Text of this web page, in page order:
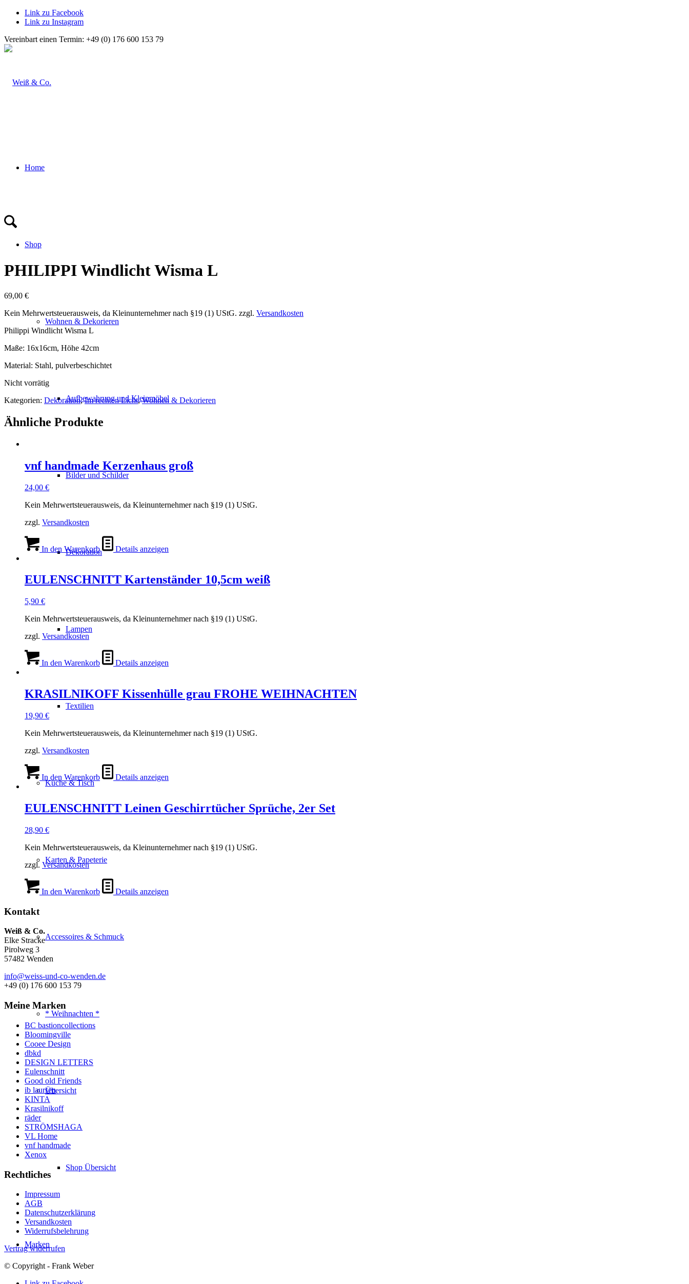
Link zu Facebook
Link zu Instagram
Vereinbart einen Termin: +49 (0) 176 600 153 79
Home
Shop
Wohnen & Dekorieren
Aufbewahrung und Kleinmöbel
Bilder und Schilder
Dekoration
Lampen
Textilien
Küche & Tisch
Karten & Papeterie
Accessoires & Schmuck
* Weihnachten *
Übersicht
Shop Übersicht
Marken
PHILIPPI Windlicht Wisma L
69,00 €
Kein Mehrwertsteuerausweis, da Kleinunternehmer nach §19 (1) UStG. zzgl. Versandkosten
Philippi Windlicht Wisma L
Maße: 16x16cm, Höhe 42cm
Material: Stahl, pulverbeschichtet
Nicht vorrätig
Kategorien: Dekoration,Im rechten Licht,Wohnen & Dekorieren
Ähnliche Produkte
vnf handmade Kerzenhaus groß
24,00 €
Kein Mehrwertsteuerausweis, da Kleinunternehmer nach §19 (1) UStG.
zzgl. Versandkosten
In den Warenkorb Details anzeigen
EULENSCHNITT Kartenständer 10,5cm weiß
5,90 €
Kein Mehrwertsteuerausweis, da Kleinunternehmer nach §19 (1) UStG.
zzgl. Versandkosten
In den Warenkorb Details anzeigen
KRASILNIKOFF Kissenhülle grau FROHE WEIHNACHTEN
19,90 €
Kein Mehrwertsteuerausweis, da Kleinunternehmer nach §19 (1) UStG.
zzgl. Versandkosten
In den Warenkorb Details anzeigen
EULENSCHNITT Leinen Geschirrtücher Sprüche, 2er Set
28,90 €
Kein Mehrwertsteuerausweis, da Kleinunternehmer nach §19 (1) UStG.
zzgl. Versandkosten
In den Warenkorb Details anzeigen
Kontakt
Weiß & Co.
Elke Stracke
Pirolweg 3
57482 Wenden
info@weiss-und-co-wenden.de
+49 (0) 176 600 153 79
Meine Marken
BC bastioncollections
Bloomingville
Cooee Design
dbkd
DESIGN LETTERS
Eulenschnitt
Good old Friends
ib laursen
KINTA
Krasilnikoff
räder
STRÖMSHAGA
VL Home
vnf handmade
Xenox
Rechtliches
Impressum
AGB
Datenschutzerklärung
Versandkosten
Widerrufsbelehrung
Vertrag widerrufen
© Copyright - Frank Weber